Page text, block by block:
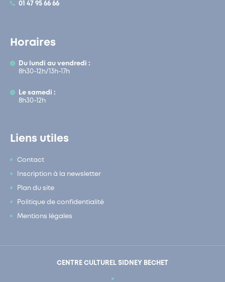
01 47 95 66 66
Horaires
Du lundi au vendredi :
8h30-12h/13h-17h
Le samedi :
8h30-12h
Liens utiles
Contact
Inscription à la newsletter
Plan du site
Politique de confidentialité
Mentions légales
CENTRE CULTUREL SIDNEY BECHET